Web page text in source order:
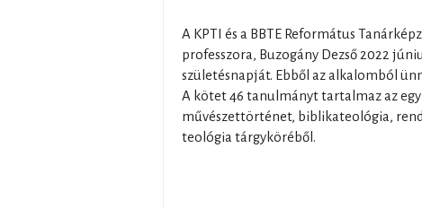
A KPTI és a BBTE Református
professzora, Buzogány Dezső 2022
születésnapját. Ebből az alkalomból
A kötet 46 tanulmányt tartalmaz az
művészettörténet, biblikateológia,
teológia tárgyköréből.